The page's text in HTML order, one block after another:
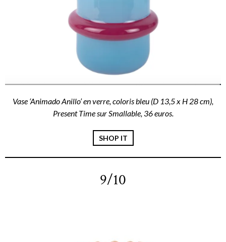
Vase ‘Animado Anillo’ en verre, coloris bleu (D 13,5 x H 28 cm),
Present Time sur Smallable, 36 euros.
SHOP IT
9/10